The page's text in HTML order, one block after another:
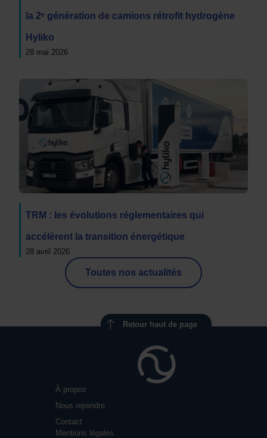
la 2ᵉ génération de camions rétrofit hydrogène
Hyliko
28 mai 2026
TRM : les évolutions réglementaires qui
accélèrent la transition énergétique
28 avril 2026
Toutes nos actualités
À propos
Nous rejoindre
Contact
Mentions légales
Retour haut de page